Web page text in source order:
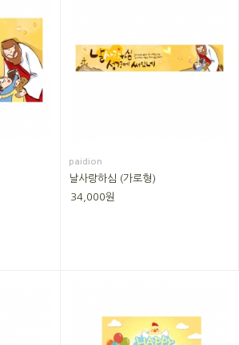
paidion
날사랑하심 (가로형)
34,000원